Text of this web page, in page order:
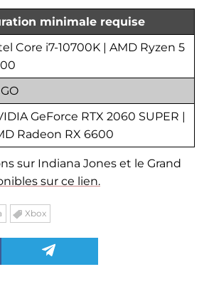
minimale requise
Core i7-10700K | AMD Ryzen 5
GeForce RTX 2060 SUPER |
Radeon RX 6600
sur Indiana Jones et le Grand
sur ce lien.
Xbox